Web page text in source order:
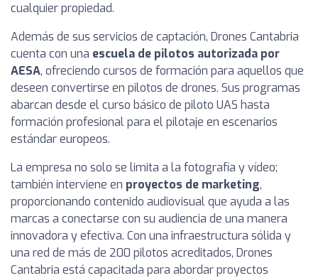
cualquier propiedad.
Además de sus servicios de captación, Drones Cantabria
cuenta con una escuela de pilotos autorizada por
AESA, ofreciendo cursos de formación para aquellos que
deseen convertirse en pilotos de drones. Sus programas
abarcan desde el curso básico de piloto UAS hasta
formación profesional para el pilotaje en escenarios
estándar europeos.
La empresa no solo se limita a la fotografía y vídeo;
también interviene en proyectos de marketing,
proporcionando contenido audiovisual que ayuda a las
marcas a conectarse con su audiencia de una manera
innovadora y efectiva. Con una infraestructura sólida y
una red de más de 200 pilotos acreditados, Drones
Cantabria está capacitada para abordar proyectos